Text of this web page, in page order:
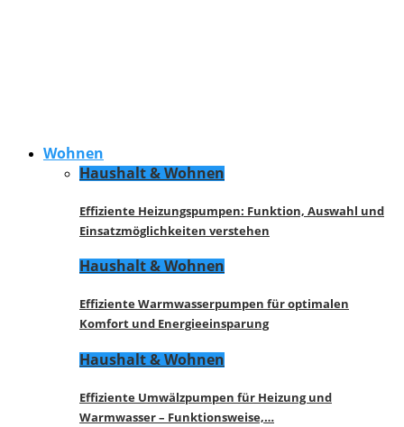
Wohnen
Haushalt & Wohnen
Effiziente Heizungspumpen: Funktion, Auswahl und
Einsatzmöglichkeiten verstehen
Haushalt & Wohnen
Effiziente Warmwasserpumpen für optimalen
Komfort und Energieeinsparung
Haushalt & Wohnen
Effiziente Umwälzpumpen für Heizung und
Warmwasser – Funktionsweise,…